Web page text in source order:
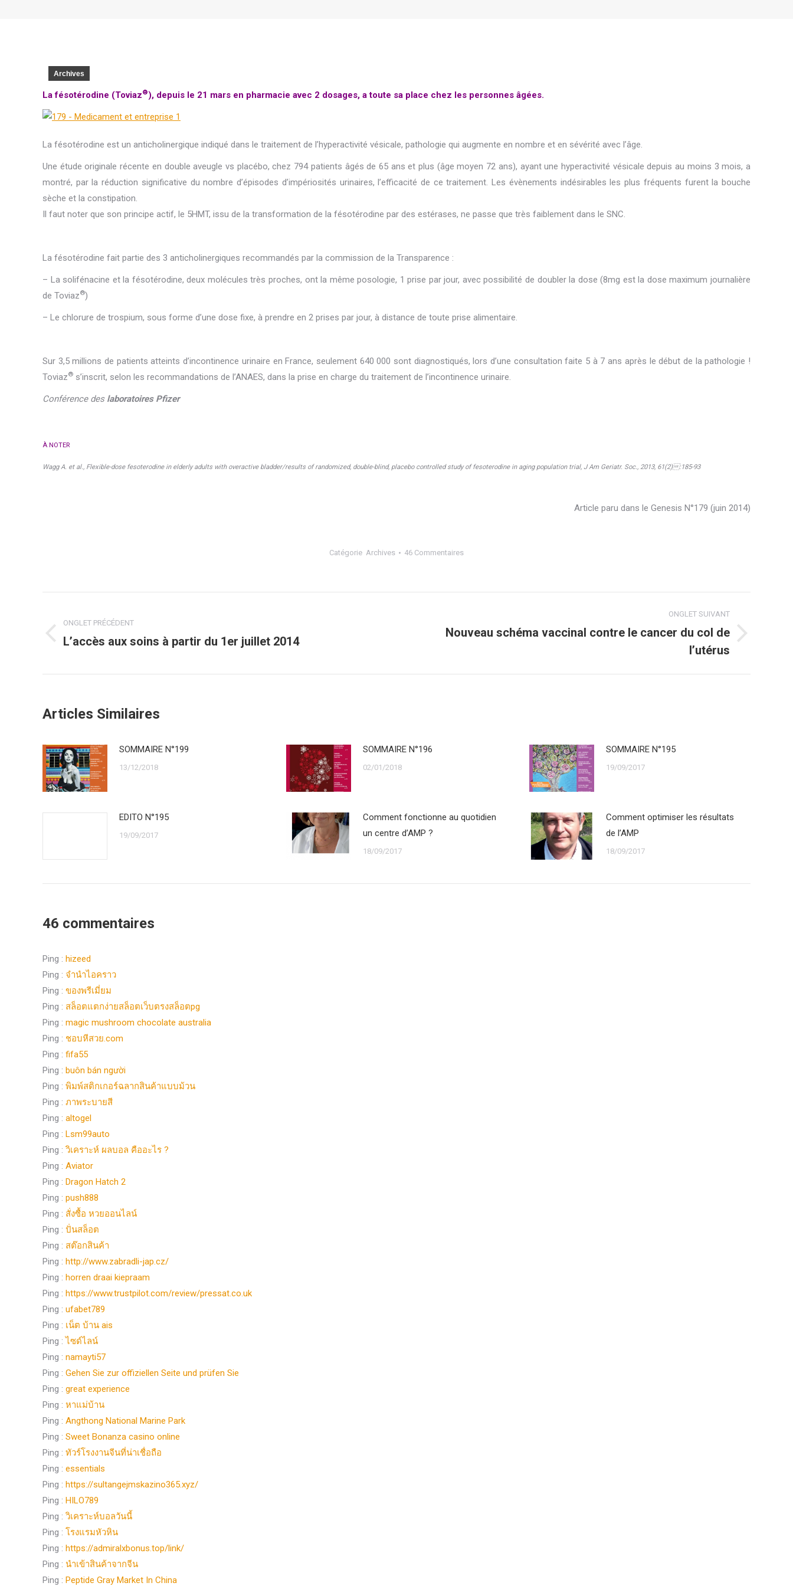
Archives
La fésotérodine (Toviaz®), depuis le 21 mars en pharmacie avec 2 dosages, a toute sa place chez les personnes âgées.
La fésotérodine est un anticholinergique indiqué dans le traitement de l’hyperactivité vésicale, pathologie qui augmente en nombre et en sévérité avec l’âge.
Une étude originale récente en double aveugle vs placébo, chez 794 patients âgés de 65 ans et plus (âge moyen 72 ans), ayant une hyperactivité vésicale depuis au moins 3 mois, a
montré, par la réduction significative du nombre d’épisodes d’impériosités urinaires, l’efficacité de ce traitement. Les évènements indésirables les plus fréquents furent la bouche
sèche et la constipation.
Il faut noter que son principe actif, le 5HMT, issu de la transformation de la fésotérodine par des estérases, ne passe que très faiblement dans le SNC.
La fésotérodine fait partie des 3 anticholinergiques recommandés par la commission de la Transparence :
– La solifénacine et la fésotérodine, deux molécules très proches, ont la même posologie, 1 prise par jour, avec possibilité de doubler la dose (8mg est la dose maximum journalière
de Toviaz®)
– Le chlorure de trospium, sous forme d’une dose fixe, à prendre en 2 prises par jour, à distance de toute prise alimentaire.
Sur 3,5 millions de patients atteints d’incontinence urinaire en France, seulement 640 000 sont diagnostiqués, lors d’une consultation faite 5 à 7 ans après le début de la pathologie !
Toviaz® s’inscrit, selon les recommandations de l’ANAES, dans la prise en charge du traitement de l’incontinence urinaire.
Conférence des laboratoires Pfizer
À NOTER
Wagg A. et al., Flexible-dose fesoterodine in elderly adults with overactive bladder/results of randomized, double-blind, placebo controlled study of fesoterodine in aging population trial, J Am Geriatr. Soc., 2013, 61(2):185-93
Article paru dans le Genesis N°179 (juin 2014)
Catégorie Archives 46 Commentaires
deONGLET PRÉCÉDENT
Onglet
L’accès aux soins à partir du 1er juillet 2014
ONGLET SUIVANT
Nouveau schéma vaccinal contre le cancer du col de
l’utérus
Articles Similaires
SOMMAIRE N°199
13/12/2018
SOMMAIRE N°196
02/01/2018
SOMMAIRE N°195
19/09/2017
EDITO N°195
19/09/2017
Comment fonctionne au quotidien
un centre d’AMP ?
18/09/2017
Comment optimiser les résultats
de l’AMP
18/09/2017
46 commentaires
Ping : hizeed
Ping : จำนำไอคราว
Ping : ของพรีเมี่ยม
Ping : สล็อตแตกง่ายสล็อตเว็บตรงสล็อตpg
Ping : magic mushroom chocolate australia
Ping : ชอบหีสวย.com
Ping : fifa55
Ping : buôn bán người
Ping : พิมพ์สติกเกอร์ฉลากสินค้าแบบม้วน
Ping : ภาพระบายสี
Ping : altogel
Ping : Lsm99auto
Ping : วิเคราะห์ ผลบอล คืออะไร ?
Ping : Aviator
Ping : Dragon Hatch 2
Ping : push888
Ping : สั่งซื้อ หวยออนไลน์
Ping : ปั่นสล็อต
Ping : สต๊อกสินค้า
Ping : http://www.zabradli-jap.cz/
Ping : horren draai kiepraam
Ping : https://www.trustpilot.com/review/pressat.co.uk
Ping : ufabet789
Ping : เน็ต บ้าน ais
Ping : ไซด์ไลน์
Ping : namayti57
Ping : Gehen Sie zur offiziellen Seite und prüfen Sie
Ping : great experience
Ping : หาแม่บ้าน
Ping : Angthong National Marine Park
Ping : Sweet Bonanza casino online
Ping : ทัวร์โรงงานจีนที่น่าเชื่อถือ
Ping : essentials
Ping : https://sultangejmskazino365.xyz/
Ping : HILO789
Ping : วิเคราะห์บอลวันนี้
Ping : โรงแรมหัวหิน
Ping : https://admiralxbonus.top/link/
Ping : นำเข้าสินค้าจากจีน
Ping : Peptide Gray Market In China